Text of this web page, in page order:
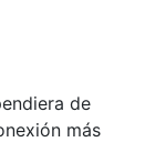
de
más